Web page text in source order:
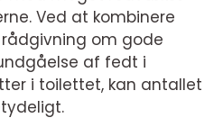
Ved at kombinere
om gode
af fedt i
i toilettet, kan antallet